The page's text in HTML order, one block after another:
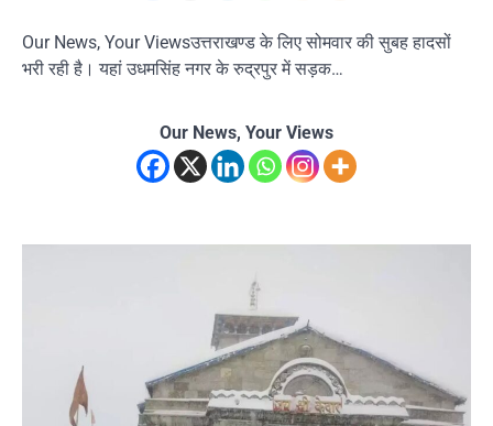
Our News, Your Viewsउत्तराखण्ड के लिए सोमवार की सुबह हादसों
भरी रही है। यहां उधमसिंह नगर के रुद्रपुर में सड़क…
Our News, Your Views